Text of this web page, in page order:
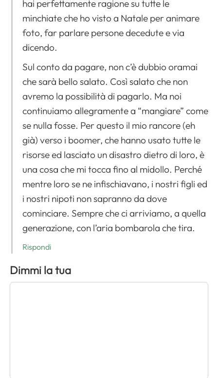
hai perfettamente ragione su tutte le
minchiate che ho visto a Natale per animare
foto, far parlare persone decedute e via
dicendo.
Sul conto da pagare, non c’è dubbio oramai
che sarà bello salato. Così salato che non
avremo la possibilità di pagarlo. Ma noi
continuiamo allegramente a “mangiare” come
se nulla fosse. Per questo il mio rancore (eh
già) verso i boomer, che hanno usato tutte le
risorse ed lasciato un disastro dietro di loro, è
una cosa che mi tocca fino al midollo. Perché
mentre loro se ne infischiavano, i nostri figli ed
i nostri nipoti non sapranno da dove
cominciare. Sempre che ci arriviamo, a quella
generazione, con l’aria bombarola che tira.
Rispondi
Dimmi la tua